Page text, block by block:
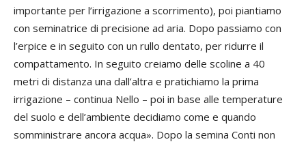
importante per l’irrigazione a scorrimento), poi piantiamo
con seminatrice di precisione ad aria. Dopo passiamo con
l’erpice e in seguito con un rullo dentato, per ridurre il
compattamento. In seguito creiamo delle scoline a 40
metri di distanza una dall’altra e pratichiamo la prima
irrigazione – continua Nello – poi in base alle temperature
del suolo e dell’ambiente decidiamo come e quando
somministrare ancora acqua». Dopo la semina Conti non